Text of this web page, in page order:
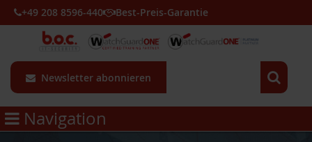
Newsletter abonnieren
+49 208 8596-440 Best-Preis-Garantie
Navigation